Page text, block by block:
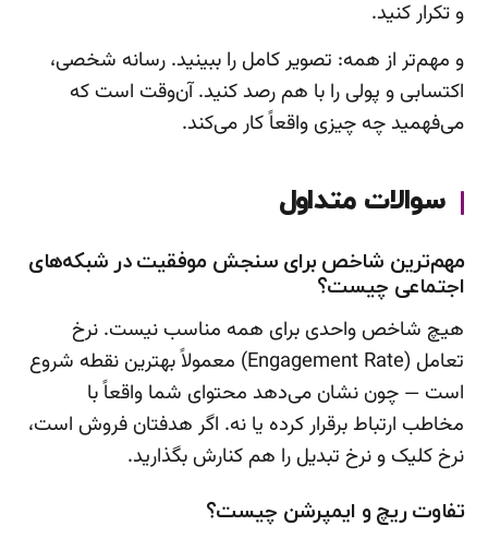
و تکرار کنید.
و مهم‌تر از همه: تصویر کامل را ببینید. رسانه شخصی،
اکتسابی و پولی را با هم رصد کنید. آن‌وقت است که
می‌فهمید چه چیزی واقعاً کار می‌کند.
سوالات متداول
مهم‌ترین شاخص برای سنجش موفقیت در شبکه‌های
اجتماعی چیست؟
هیچ شاخص واحدی برای همه مناسب نیست. نرخ
تعامل (Engagement Rate) معمولاً بهترین نقطه شروع
است — چون نشان می‌دهد محتوای شما واقعاً با
مخاطب ارتباط برقرار کرده یا نه. اگر هدفتان فروش است،
نرخ کلیک و نرخ تبدیل را هم کنارش بگذارید.
تفاوت ریچ و ایمپرشن چیست؟